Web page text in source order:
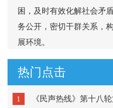
困，及时有效化解社会矛
务公开，密切干群关系，
展环境。
热门点击
1